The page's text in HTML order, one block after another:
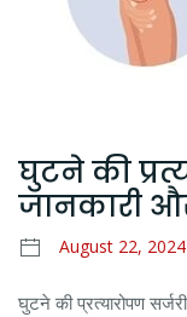
घुटने की
जानकारी
August 22, 2024
घुटने की प्रत्यारोपण